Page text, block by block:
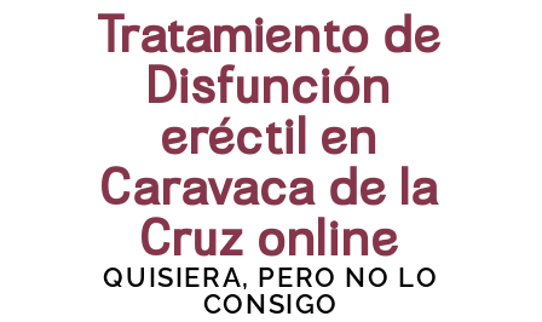
Tratamiento de
Disfunción
eréctil en
Caravaca de la
Cruz online
QUISIERA, PERO NO LO
CONSIGO